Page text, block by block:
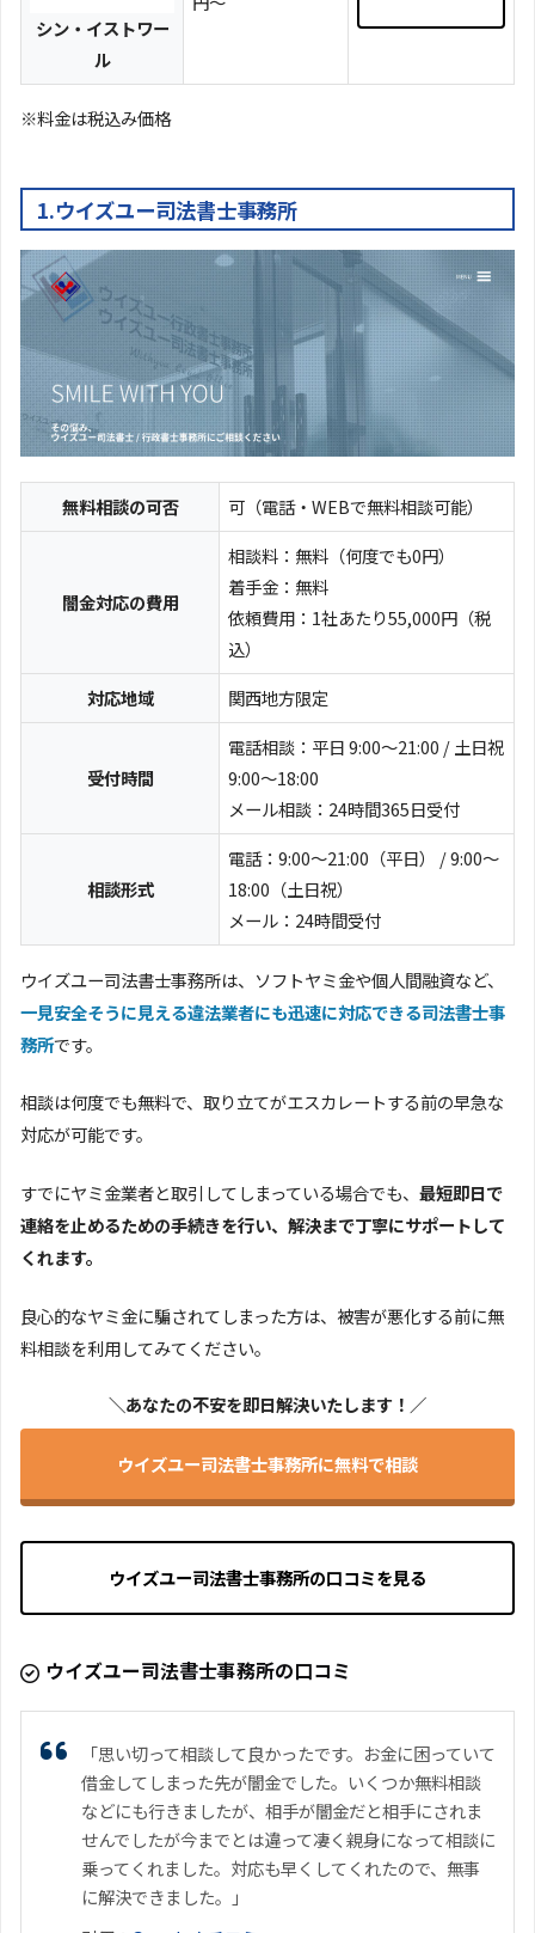
シン・イストワー
ル
※料金は税込み価格
1.ウイズユー司法書士事務所
無料相談の可否 可（電話・WEBで無料相談可能）
闇金対応の費用
相談料：無料（何度でも0円）
着手金：無料
依頼費用：1社あたり55,000円（税
込）
対応地域
関西地方限定
受付時間
電話相談：平日 9:00～21:00 / 土日祝
9:00～18:00
メール相談：24時間365日受付
相談形式
電話：9:00～21:00（平日） / 9:00～
18:00（土日祝）
メール：24時間受付
ウイズユー司法書士事務所は、ソフトヤミ金や個人間融資など、
一見安全そうに見える違法業者にも迅速に対応できる司法書士事
務所です。
相談は何度でも無料で、取り立てがエスカレートする前の早急な
対応が可能です。
すでにヤミ金業者と取引してしまっている場合でも、 最短即日で
連絡を止めるための手続きを行い、解決まで丁寧にサポートして
くれます。
良心的なヤミ金に騙されてしまった方は、被害が悪化する前に無
料相談を利用してみてください。
＼あなたの不安を即日解決いたします！／
ウイズユー司法書士事務所に無料で相談
ウイズユー司法書士事務所の口コミを見る
ウイズユー司法書士事務所の口コミ
「思い切って相談して良かったです。お金に困っていて
借金してしまった先が闇金でした。いくつか無料相談
などにも行きましたが、相手が闇金だと相手にされま
せんでしたが今までとは違って凄く親身になって相談に
乗ってくれました。対応も早くしてくれたので、無事
に解決できました。」